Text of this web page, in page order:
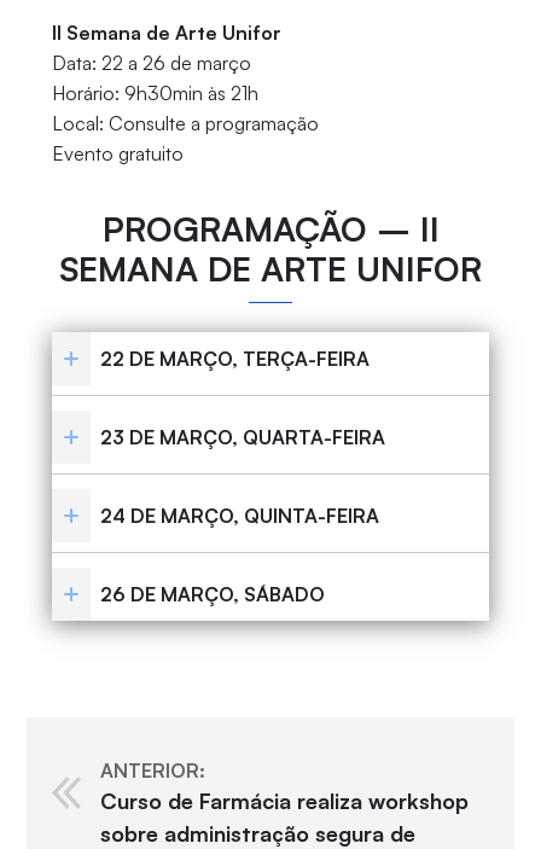
II Semana de Arte Unifor
Data: 22 a 26 de março
Horário: 9h30min às 21h
Local: Consulte a programação
Evento gratuito
PROGRAMAÇÃO – II
SEMANA DE ARTE UNIFOR
22 DE MARÇO, TERÇA-FEIRA
23 DE MARÇO, QUARTA-FEIRA
24 DE MARÇO, QUINTA-FEIRA
26 DE MARÇO, SÁBADO
ANTERIOR:
Curso de Farmácia realiza workshop
sobre administração segura de